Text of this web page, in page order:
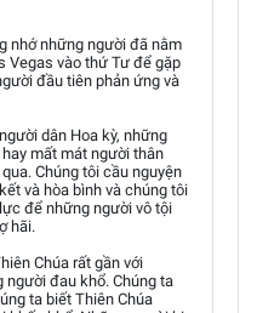
nhớ những người đã nằm
Vegas vào thứ Tư để gặp
đầu tiên phản ứng và
dân Hoa kỳ, những
mất mát người thân
Chúng tôi cầu nguyện
và hòa bình và chúng tôi
để những người vô tội
hãi.
Chúa rất gần với
người đau khổ. Chúng ta
ta biết Thiên Chúa